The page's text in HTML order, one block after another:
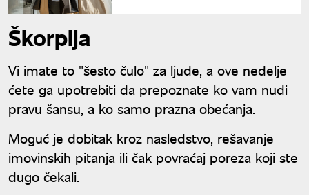
Škorpija
Vi imate to "šesto čulo" za ljude, a ove nedelje
ćete ga upotrebiti da prepoznate ko vam nudi
pravu šansu, a ko samo prazna obećanja.
Moguć je dobitak kroz nasledstvo, rešavanje
imovinskih pitanja ili čak povraćaj poreza koji ste
dugo čekali.